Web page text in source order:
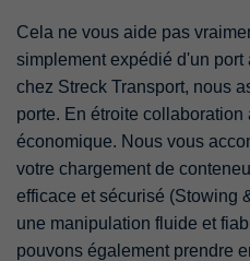
Cela ne vous aide pas
simplement expédié d'un port
chez Streck Transport, nous
porte. En étroite
économique. Nous vous
votre chargement de
efficace et sécurisé (Stowing
une manipulation fluide et
pouvons également prendre